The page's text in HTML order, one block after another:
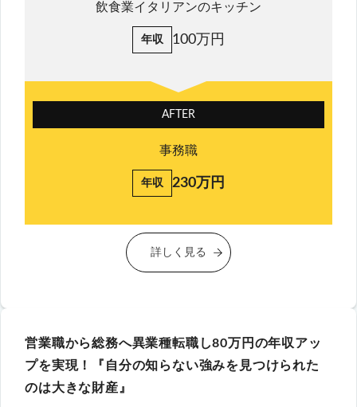
飲食業イタリアンのキッチン
年収 100万円
AFTER
事務職
年収 230万円
詳しく見る
営業職から総務へ異業種転職し80万円の年収アッ
プを実現！『自分の知らない強みを見つけられた
のは大きな財産』